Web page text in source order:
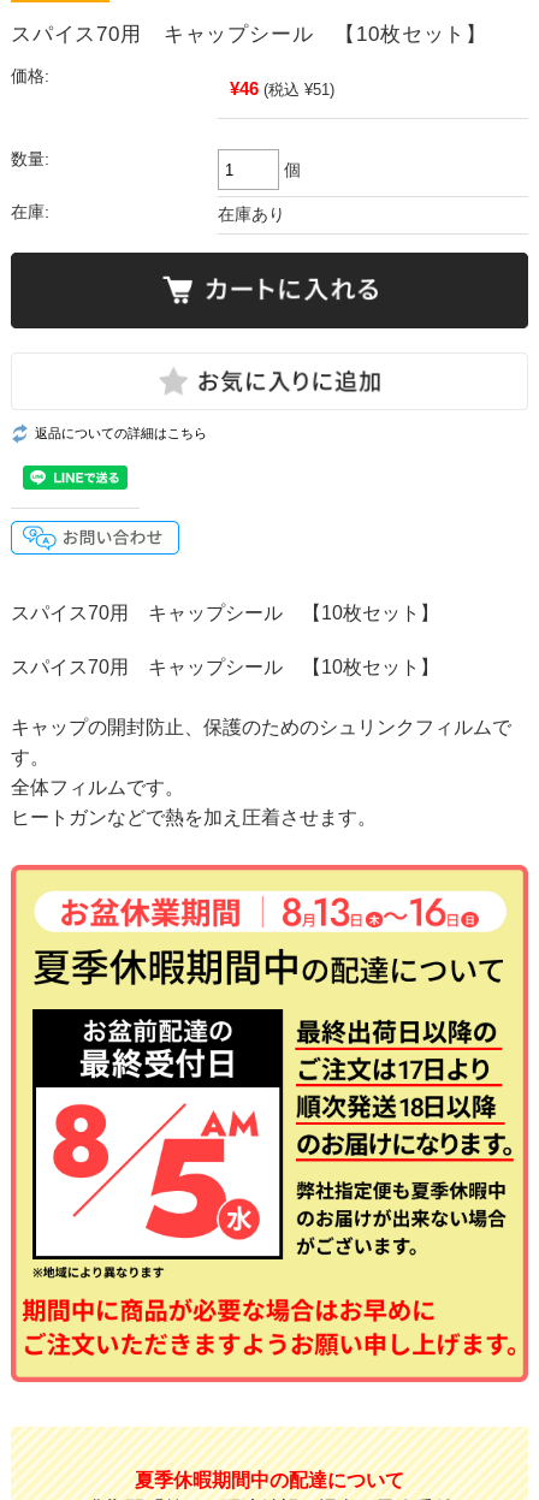
スパイス70用 キャップシール 【10枚セット】
価格:
¥46 (税込 ¥51)
数量:
個
在庫: 在庫あり
返品についての詳細はこちら
スパイス70用 キャップシール 【10枚セット】
スパイス70用 キャップシール 【10枚セット】
キャップの開封防止、保護のためのシュリンクフィルムで
す。
全体フィルムです。
ヒートガンなどで熱を加え圧着させます。
夏季休暇期間中の配達について